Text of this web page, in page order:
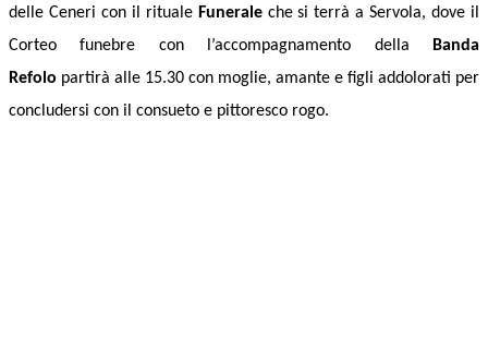
delle Ceneri con il rituale Funeraleche si terrà a Servola, dove il
Corteo funebre con l’accompagnamento della Banda
Refolo partirà alle 15.30 con moglie, amante e figli addolorati per
concludersi con il consueto e pittoresco rogo.